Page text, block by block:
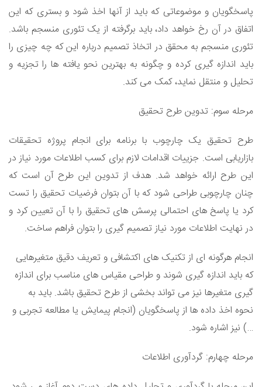
پاسخگویان و موضوعاتی که باید از آنها اخذ شود و بستری که این
اتفاق در آن رخ خواهد داد، باید برگرفته از یک تئوری منسجم باشد.
تئوری منسجم به محقق در اتخاذ تصمیم درباره این که چه چیزی را
باید اندازه گیری کرده و چگونه به بهترین نحو یافته ها را تجزیه و
تحلیل و منتقل نماید، کمک می کند.
مرحله سوم: تدوین طرح تحقیق
طرح تحقیق یک چارچوب با برنامه برای انجام پروژه تحقیقات
بازاریابی است. جزییات اقدامات لازم برای کسب اطلاعات مورد نیاز در
این طرح ارائه خواهد شد. هدف از تدوین این طرح آن است که
چنان چارچوبی طراحی شود که با آن بتوان فرضیات تحقیق را تست
کرد یا پاسخ های احتمالی پرسش های تحقیق را با آن تعیین کرد و
در نهایت اطلاعات مورد نیاز تصمیم گیری را بتوان فراهم ساخت.
انجام هرگونه ای از تکنیک های اکتشافی و تعریف دقیق متغیرهایی
که باید اندازه گیری شوند و طراحی مقیاس های مناسب برای اندازه
گیری متغیرها نیز می تواند بخشی از طرح تحقیق باشد. باید به
نحوه اخذ داده ها از پاسخگویان (انجام پیمایش یا مطالعه تجربی و
…) نیز اشاره شود.
مرحله چهارم: گردآوری اطلاعات